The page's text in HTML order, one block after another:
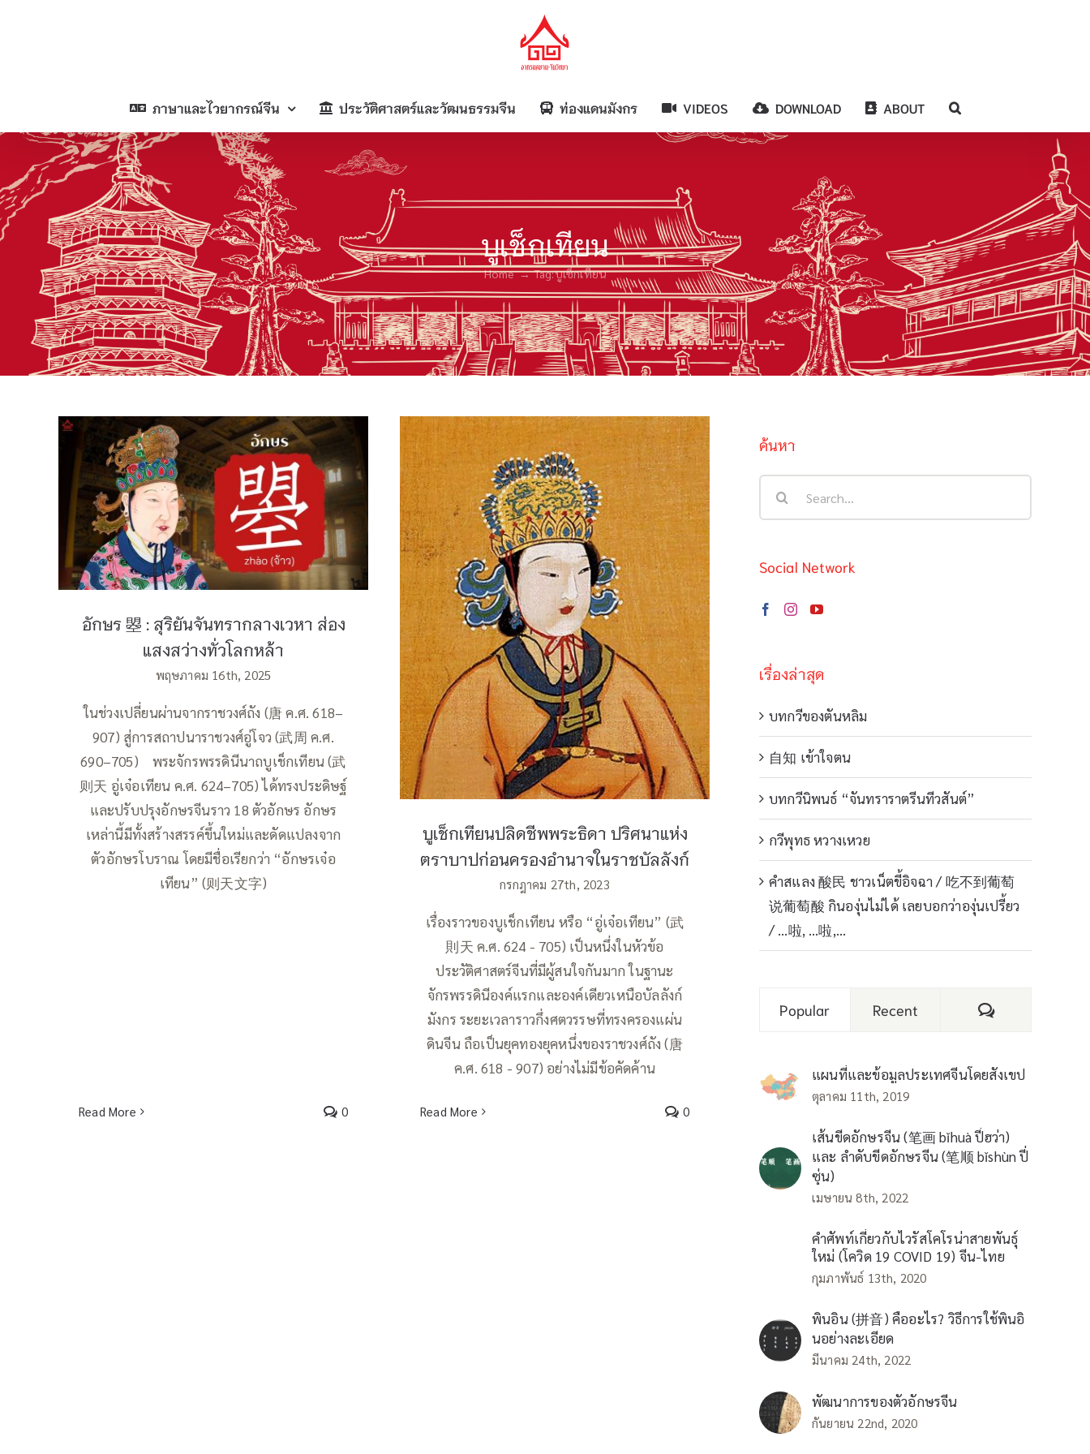
ภาษาและไวยากรณ์จีน ประวัติศาสตร์และวัฒนธรรมจีน ท่องแดนมังกร VIDEOS DOWNLOAD ABOUT
บูเช็กเทียน
Home Tag:บูเช็กเทียน
อักษร 曌 : สุริยันจันทรากลางเวหา ส่อง
แสงสว่างทั่วโลกหล้า
อักษร 曌 : สุริยันจันทรากลางเวหา ส่อง
แสงสว่างทั่วโลกหล้า
พฤษภาคม 16th, 2025
ในช่วงเปลี่ยนผ่านจากราชวงศ์ถัง (唐 ค.ศ. 618–
907) สู่การสถาปนาราชวงศ์อู่โจว (武周 ค.ศ.
690–705) พระจักรพรรดินีนาถบูเช็กเทียน (武
则天 อู่เจ๋อเทียน ค.ศ. 624–705) ได้ทรงประดิษฐ์
และปรับปรุงอักษรจีนราว 18 ตัวอักษร อักษร
เหล่านี้มีทั้งสร้างสรรค์ขึ้นใหม่และดัดแปลงจาก
ตัวอักษรโบราณ โดยมีชื่อเรียกว่า “อักษรเจ๋อ
เทียน” (则天文字)
Read More 0
บูเช็กเทียนปลิดชีพพระธิดา ปริศนาแห่ง
ตราบาปก่อนครองอำนาจในราชบัลลังก์
บูเช็กเทียนปลิดชีพพระธิดา ปริศนาแห่ง
ตราบาปก่อนครองอำนาจในราชบัลลังก์
กรกฎาคม 27th, 2023
เรื่องราวของบูเช็กเทียน หรือ “อู่เจ๋อเทียน” (武
則天 ค.ศ. 624 - 705) เป็นหนึ่งในหัวข้อ
ประวัติศาสตร์จีนที่มีผู้สนใจกันมาก ในฐานะ
จักรพรรดินีองค์แรกและองค์เดียวเหนือบัลลังก์
มังกร ระยะเวลาราวกึ่งศตวรรษที่ทรงครองแผ่น
ดินจีน ถือเป็นยุคทองยุคหนึ่งของราชวงศ์ถัง (唐
ค.ศ. 618 - 907) อย่างไม่มีข้อคัดค้าน
Read More 0
ค้นหา
Social Network
เรื่องล่าสุด
บทกวีของตันหลิม
自知 เข้าใจตน
บทกวีนิพนธ์ “จันทราราตรีนทีวสันต์”
กวีพุทธ หวางเหวย
คำสแลง 酸民 ชาวเน็ตขี้อิจฉา / 吃不到葡萄
说葡萄酸 กินองุ่นไม่ได้ เลยบอกว่าองุ่นเปรี้ยว
/ …啦, …啦,…
Popular Recent Comments
แผนที่และข้อมูลประเทศจีนโดยสังเขป
ตุลาคม 11th, 2019
เส้นขีดอักษรจีน (笔画 bǐhuà ปี่ฮว่า)
และ ลำดับขีดอักษรจีน (笔顺 bǐshùn ปี่
ซุ่น)
เมษายน 8th, 2022
คำศัพท์เกี่ยวกับไวรัสโคโรน่าสายพันธุ์
ใหม่ (โควิด 19 COVID 19) จีน-ไทย
กุมภาพันธ์ 13th, 2020
พินอิน (拼音) คืออะไร? วิธีการใช้พินอิ
นอย่างละเอียด
มีนาคม 24th, 2022
พัฒนาการของตัวอักษรจีน
กันยายน 22nd, 2020